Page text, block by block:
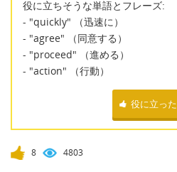
役に立ちそうな単語とフレーズ:
- "quickly" （迅速に）
- "agree" （同意する）
- "proceed" （進める）
- "action" （行動）
役に立った
8 4803